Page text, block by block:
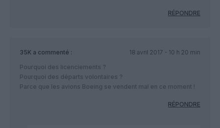
RÉPONDRE
35K a commenté :
18 avril 2017 - 10 h 20 min
Pourquoi des licenciements ?
Pourquoi des départs volontaires ?
Parce que les avions Boeing se vendent mal en ce moment !
RÉPONDRE